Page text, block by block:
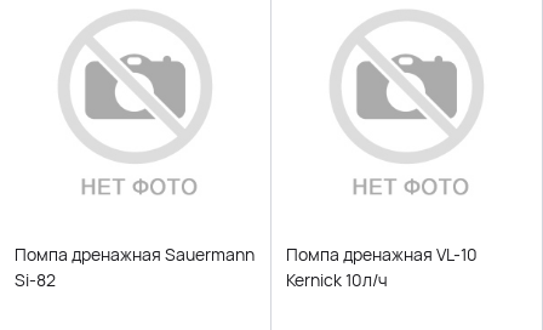
Помпа дренажная Sauermann
Si-82
Помпа дренажная VL-10
Kernick 10л/ч